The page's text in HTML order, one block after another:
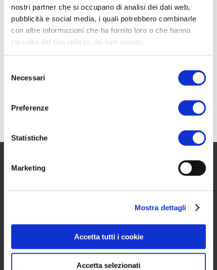
nostri partner che si occupano di analisi dei dati web,
pubblicità e social media, i quali potrebbero combinarle
con altre informazioni che ha fornito loro o che hanno
raccolto dal suo utilizzo dei loro servizi.
delNecessari
Preferenze
Statistiche
Marketing
Mostra dettagli
Accetta tutti i cookie
Accetta selezionati
托斯卡纳的一组传统行业。 自1975年
以来，托斯卡纳的一组传统行业。 自
1975年以来，GIMO集团在全球范围
内带来了最好的意大利家具